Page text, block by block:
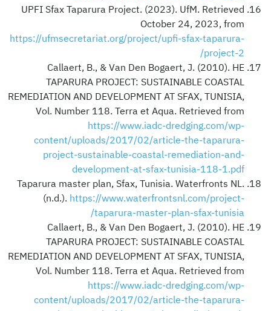
UPFI Sfax Taparura Project. (2023). UfM. Retrieved
October 24, 2023, from
https://ufmsecretariat.org/project/upfi-sfax-taparura-
project-2/
Callaert, B., & Van Den Bogaert, J. (2010). HE
TAPARURA PROJECT: SUSTAINABLE COASTAL
REMEDIATION AND DEVELOPMENT AT SFAX, TUNISIA,
Vol. Number 118. Terra et Aqua. Retrieved from
https://www.iadc-dredging.com/wp-
content/uploads/2017/02/article-the-taparura-
project-sustainable-coastal-remediation-and-
development-at-sfax-tunisia-118-1.pdf
Taparura master plan, Sfax, Tunisia. Waterfronts NL.
(n.d.). https://www.waterfrontsnl.com/project-
taparura-master-plan-sfax-tunisia/
Callaert, B., & Van Den Bogaert, J. (2010). HE
TAPARURA PROJECT: SUSTAINABLE COASTAL
REMEDIATION AND DEVELOPMENT AT SFAX, TUNISIA,
Vol. Number 118. Terra et Aqua. Retrieved from
https://www.iadc-dredging.com/wp-
content/uploads/2017/02/article-the-taparura-